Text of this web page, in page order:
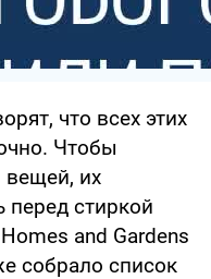
что всех этих
Чтобы
вещей, их
стиркой
and Gardens
собрало список